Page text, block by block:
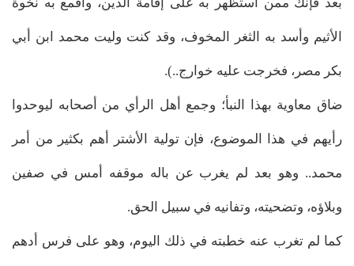
الأثيم وأسد به الثغر المخوف، وقد كنت وليت محمد ابن أبي
بكر مصر، فخرجت عليه خوارج..).
ضاق معاوية بهذا النبأ؛ وجمع أهل الرأي من أصحابه ليوحدوا
رأيهم في هذا الموضوع، فإن تولية الأشتر أهم بكثير من أمر
محمد.. وهو بعد لم يغرب عن باله موقفه أمس في صفين
وبلاؤه، وتضحيته، وتفانيه في سبيل الحق.
كما لم تغرب عنه خطبته في ذلك اليوم، وهو على فرس أدهم